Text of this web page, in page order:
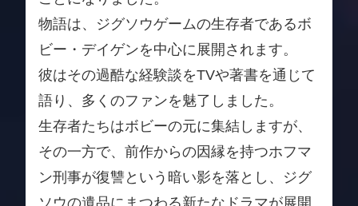
物語は、ジグソウゲームの生存者であるボ
ビー・デイゲンを中心に展開されます。
彼はその過酷な経験談をTVや著書を通じて
語り、多くのファンを魅了しました。
生存者たちはボビーの元に集結しますが、
その一方で、前作からの因縁を持つホフマ
ン刑事が復讐という暗い影を落とし、ジグ
ソウの遺品にまつわる新たなドラマが展開